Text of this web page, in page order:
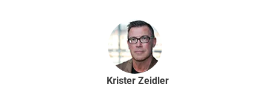
Krister Zeidler